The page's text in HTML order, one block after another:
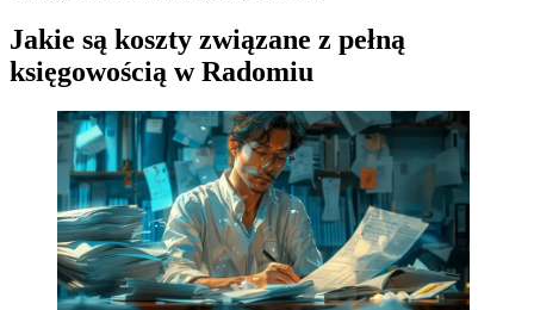
Jakie są koszty związane z pełną
księgowością w Radomiu